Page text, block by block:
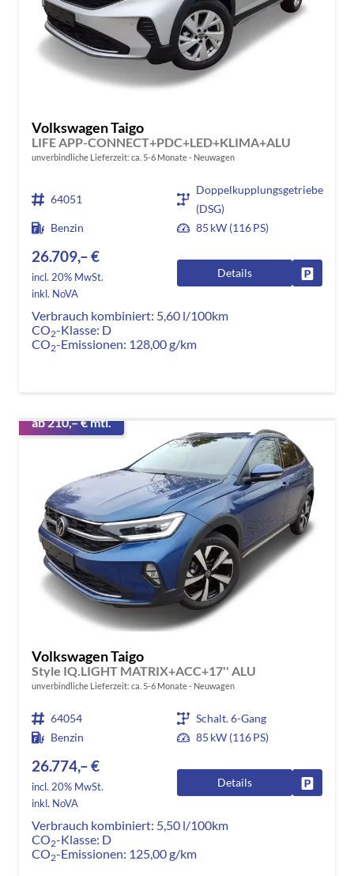
Volkswagen Taigo
LIFE APP-CONNECT+PDC+LED+KLIMA+ALU
unverbindliche Lieferzeit: ca. 5-6 Monate Neuwagen
64051
Doppelkupplungsgetriebe
(DSG)
Benzin
85 kW (116 PS)
26.709,– €
incl. 20% MwSt.
inkl. NoVA
Details
Verbrauch kombiniert: 5,60 l/100km
CO2-Klasse: D
CO2-Emissionen: 128,00 g/km
ab 210,– € mtl.
Volkswagen Taigo
Style IQ.LIGHT MATRIX+ACC+17'' ALU
unverbindliche Lieferzeit: ca. 5-6 Monate Neuwagen
64054
Schalt. 6-Gang
Benzin
85 kW (116 PS)
26.774,– €
incl. 20% MwSt.
inkl. NoVA
Details
Verbrauch kombiniert: 5,50 l/100km
CO2-Klasse: D
CO2-Emissionen: 125,00 g/km